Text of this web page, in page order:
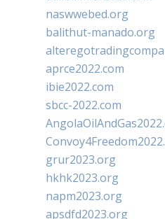
naswwebed.org
balithut-manado.org
aprce2022.com
ibie2022.com
sbcc-2022.com
grur2023.org
hkhk2023.org
napm2023.org
apsdfd2023.org